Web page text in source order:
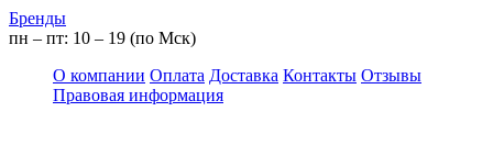
Бренды
пн – пт: 10 – 19 (по Мск)
О компании Оплата Доставка Контакты Отзывы
Правовая информация